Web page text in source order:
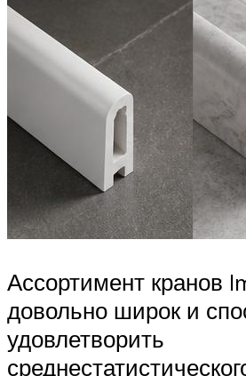
Ассортимент кранов
довольно широк и
удовлетворить